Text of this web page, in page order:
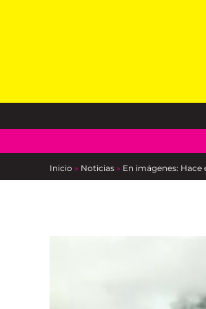
Inicio » Noticias » En imágenes: